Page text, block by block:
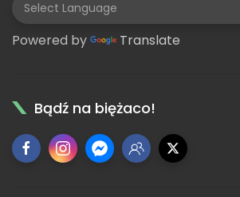
Powered by Translate
Bądź na biężaco!